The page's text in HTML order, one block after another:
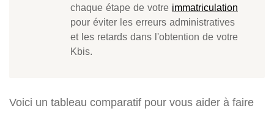
chaque étape de votre immatriculation
pour éviter les erreurs administratives
et les retards dans l'obtention de votre
Kbis.
Voici un tableau comparatif pour vous aider à faire